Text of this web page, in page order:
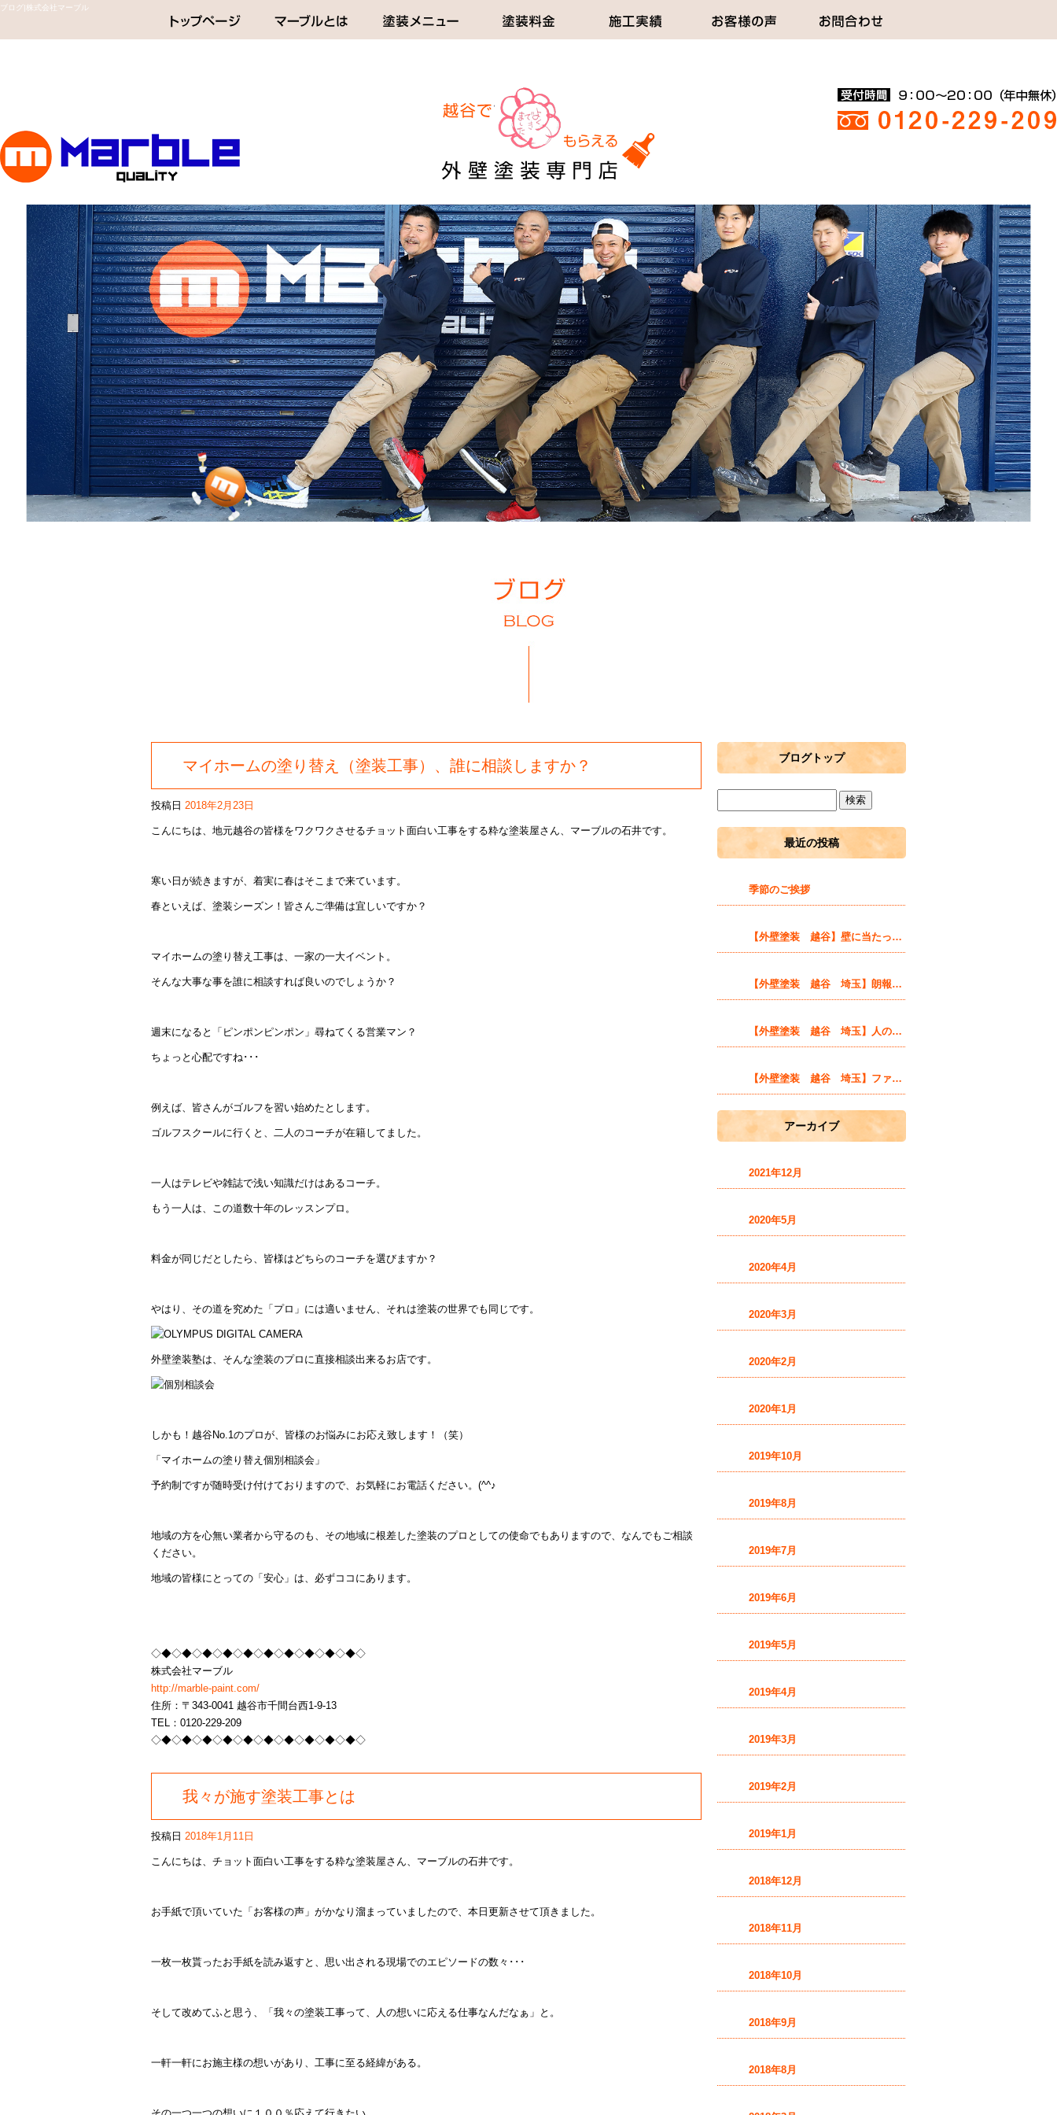
ブログ|株式会社マーブル
マイホームの塗り替え（塗装工事）、誰に相談しますか？
投稿日 2018年2月23日
こんにちは、地元越谷の皆様をワクワクさせるチョット面白い工事をする粋な塗装屋さん、マーブルの石井です。
寒い日が続きますが、着実に春はそこまで来ています。
春といえば、塗装シーズン！皆さんご準備は宜しいですか？
マイホームの塗り替え工事は、一家の一大イベント。
そんな大事な事を誰に相談すれば良いのでしょうか？
週末になると「ピンポンピンポン」尋ねてくる営業マン？
ちょっと心配ですね･･･
例えば、皆さんがゴルフを習い始めたとします。
ゴルフスクールに行くと、二人のコーチが在籍してました。
一人はテレビや雑誌で浅い知識だけはあるコーチ。
もう一人は、この道数十年のレッスンプロ。
料金が同じだとしたら、皆様はどちらのコーチを選びますか？
やはり、その道を究めた「プロ」には適いません、それは塗装の世界でも同じです。
外壁塗装塾は、そんな塗装のプロに直接相談出来るお店です。
しかも！越谷No.1のプロが、皆様のお悩みにお応え致します！（笑）
「マイホームの塗り替え個別相談会」
予約制ですが随時受け付けておりますので、お気軽にお電話ください。(^^♪
地域の方を心無い業者から守るのも、その地域に根差した塗装のプロとしての使命でもありますので、なんでもご相談
ください。
地域の皆様にとっての「安心」は、必ずココにあります。
◇◆◇◆◇◆◇◆◇◆◇◆◇◆◇◆◇◆◇◆◇
株式会社マーブル
http://marble-paint.com/
住所：〒343-0041 越谷市千間台西1-9-13
TEL：0120-229-209
◇◆◇◆◇◆◇◆◇◆◇◆◇◆◇◆◇◆◇◆◇
我々が施す塗装工事とは
投稿日 2018年1月11日
こんにちは、チョット面白い工事をする粋な塗装屋さん、マーブルの石井です。
お手紙で頂いていた「お客様の声」がかなり溜まっていましたので、本日更新させて頂きました。
一枚一枚貰ったお手紙を読み返すと、思い出される現場でのエピソードの数々･･･
そして改めてふと思う、「我々の塗装工事って、人の想いに応える仕事なんだなぁ」と。
一軒一軒にお施主様の想いがあり、工事に至る経緯がある。
ブログトップ
最近の投稿
季節のご挨拶
【外壁塗装 越谷】壁に当たったら自分達色に塗ってしまえばいい！
【外壁塗装 越谷 埼玉】朗報！いま越谷市で塗装工事をすると市から補助金が出ます！
【外壁塗装 越谷 埼玉】人の思い、温かみに触れる時
【外壁塗装 越谷 埼玉】ファン獲得の秘訣とは？
アーカイブ
2021年12月
2020年5月
2020年4月
2020年3月
2020年2月
2020年1月
2019年10月
2019年8月
2019年7月
2019年6月
2019年5月
2019年4月
2019年3月
2019年2月
2019年1月
2018年12月
2018年11月
2018年10月
2018年9月
2018年8月